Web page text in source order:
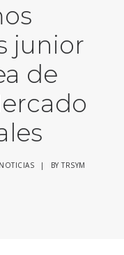
junior
de
NOTICIAS | BYTRSYM